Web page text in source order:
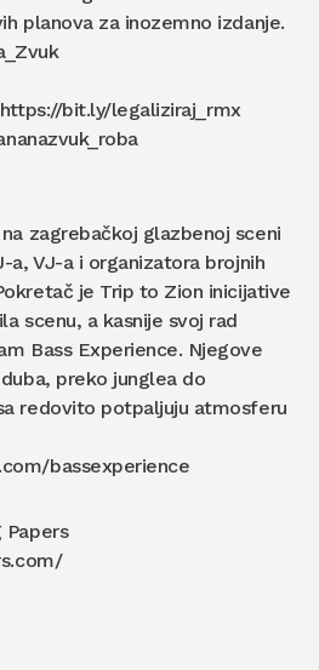
planova za inozemno izdanje.
bit.ly/legaliziraj_rmx
zagrebačkoj glazbenoj sceni
a, VJ-a i organizatora brojnih
je Trip to Zion inicijative
scenu, a kasnije svoj rad
Bass Experience. Njegove
preko junglea do
redovito potpaljuju atmosferu
bassexperience
Papers